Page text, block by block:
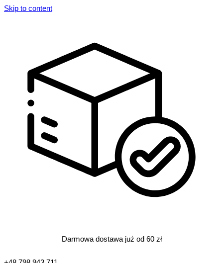
Skip to content
Darmowa dostawa już od 60 zł